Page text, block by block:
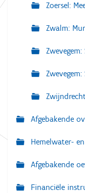
Zoersel:
Zwalm:
Afgebakende
Hemelwater-
Afgebakende
Financiële